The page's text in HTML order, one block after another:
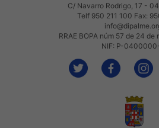
C/ Navarro Rodrigo, 17 -
Telf 950 211 100 Fax:
RRAE BOPA núm 57 de 24
NIF: P-